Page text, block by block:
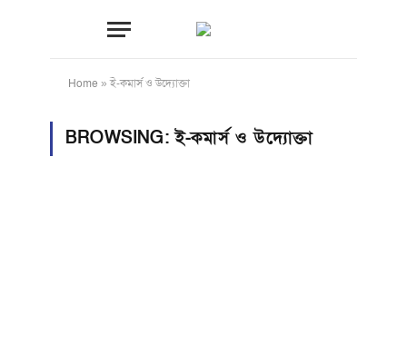
Home »ই-কমার্স ও উদ্যোক্তা
BROWSING:ই-কমার্স ও উদ্যোক্তা